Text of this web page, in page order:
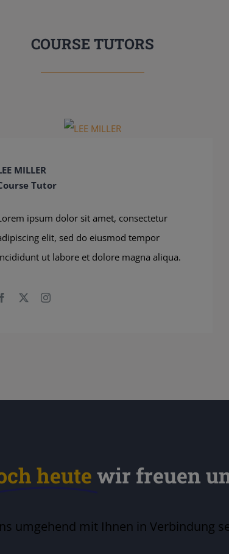
COURSE TUTORS
MILLER
Tutor
ipsum dolor sit amet, consectetur
elit, sed do eiusmod tempor
ut labore et dolore magna aliqua.
heutewir freuen
umgehend mit Ihnen in Verbindung